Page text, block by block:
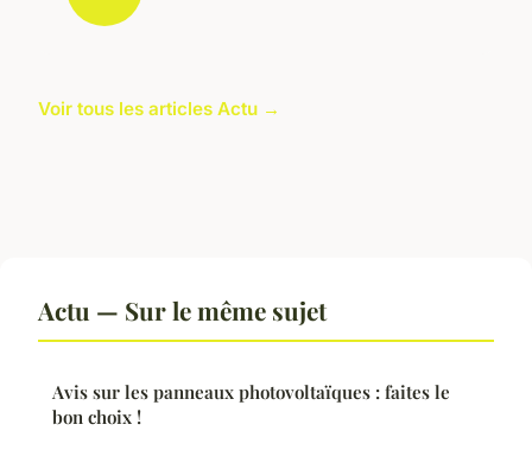
Voir tous les articles Actu →
Actu — Sur le même sujet
Avis sur les panneaux photovoltaïques : faites le
bon choix !